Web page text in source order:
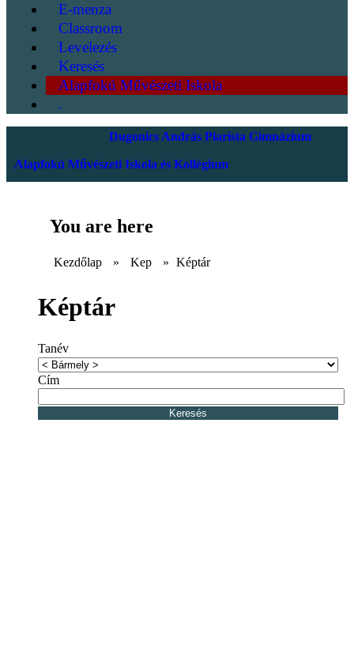
E-menza
Classroom
Levelezés
Keresés
Alapfokú Művészeti Iskola
.
Dugonics András Piarista Gimnázium
Alapfokú Művészeti Iskola és Kollégium
You are here
Kezdőlap » Kep » Képtár
Képtár
Tanév
Cím